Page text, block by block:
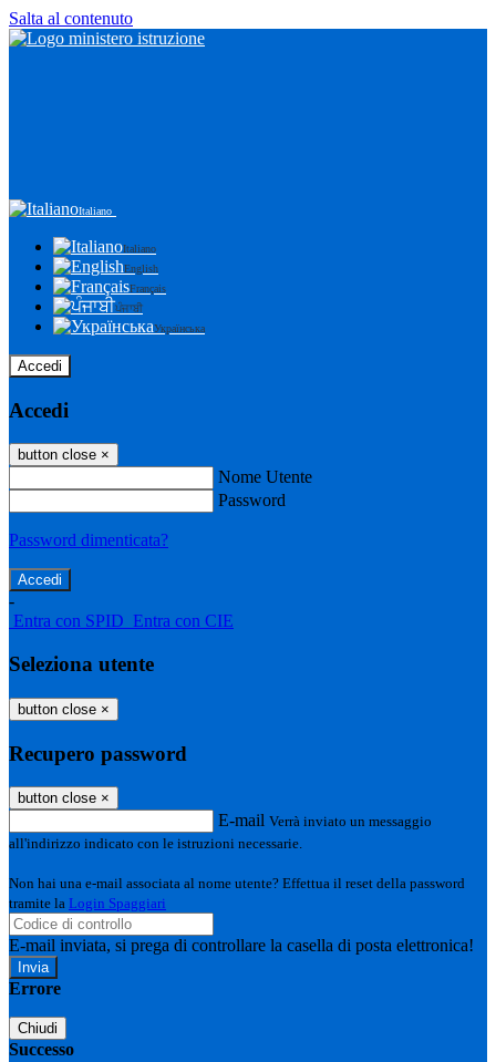
Salta al contenuto
Italiano
Italiano
English
Français
ਪੰਜਾਬੀ
Українська
Accedi
Accedi
button close ×
Nome Utente
Password
Password dimenticata?
-
Entra con SPID Entra con CIE
Seleziona utente
button close ×
Recupero password
button close ×
E-mail Verrà inviato un messaggio
all'indirizzo indicato con le istruzioni necessarie.
Non hai una e-mail associata al nome utente? Effettua il reset della password
tramite la Login Spaggiari
E-mail inviata, si prega di controllare la casella di posta elettronica!
Errore
Chiudi
Successo